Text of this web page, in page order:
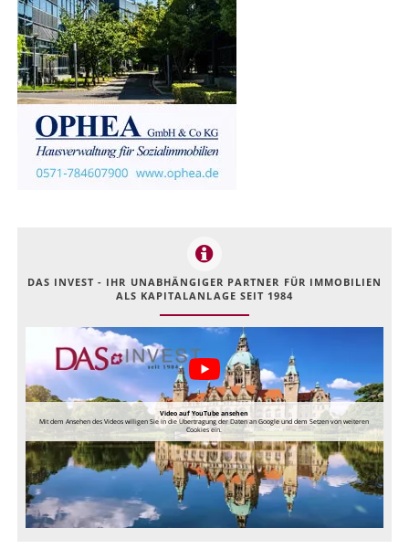
DAS INVEST - IHR UNABHÄNGIGER PARTNER FÜR IMMOBILIEN
ALS KAPITALANLAGE SEIT 1984
Video auf YouTube ansehen
Mit dem Ansehen des Videos willigen Sie in die Übertragung der Daten an Google und dem Setzen von weiteren
Cookies ein.